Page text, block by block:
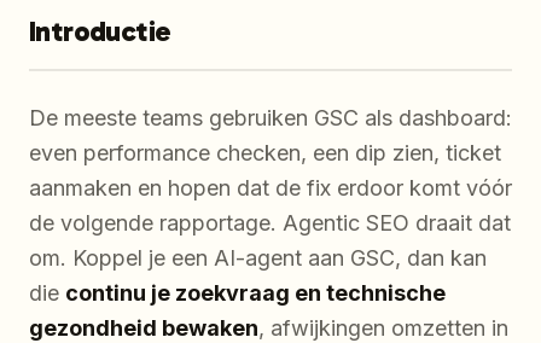
Introductie
De meeste teams gebruiken GSC als dashboard:
even performance checken, een dip zien, ticket
aanmaken en hopen dat de fix erdoor komt vóór
de volgende rapportage. Agentic SEO draait dat
om. Koppel je een AI-agent aan GSC, dan kan
die continu je zoekvraag en technische
gezondheid bewaken, afwijkingen omzetten in